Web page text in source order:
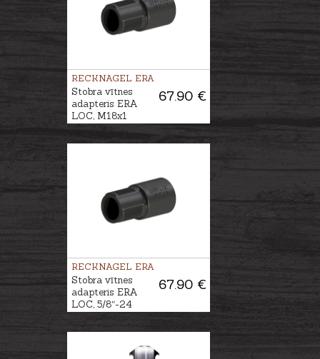
RECKNAGEL ERA
67.90 €
Stobra vītnes
adapteris ERA
LOC, M18x1
RECKNAGEL ERA
67.90 €
Stobra vītnes
adapteris ERA
LOC, 5/8″-24